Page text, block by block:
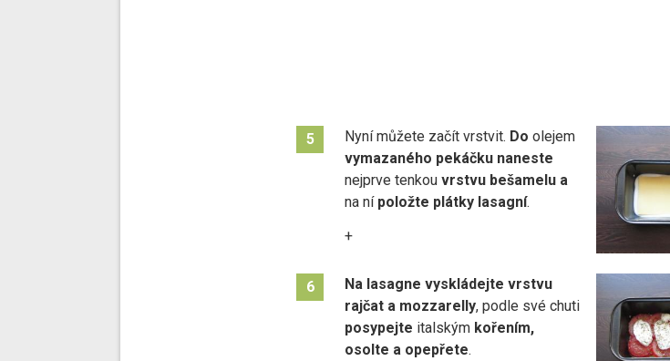
5 Nyní můžete začít vrstvit. Do olejem
vymazaného pekáčku naneste
nejprve tenkouvrstvu bešamelu a
na ní položte plátky lasagní.
+
6
Na lasagne vyskládejte vrstvu
rajčat a mozzarelly, podle své chuti
posypejte italským kořením,
osolte a opepřete.